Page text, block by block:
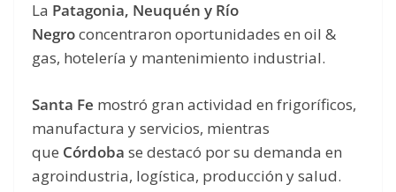
La Patagonia, Neuquén y Río
Negroconcentraron oportunidades en oil &
gas, hotelería y mantenimiento industrial.
Santa Fe mostró gran actividad en frigoríficos,
manufactura y servicios, mientras
que Córdoba se destacó por su demanda en
agroindustria, logística, producción y salud.